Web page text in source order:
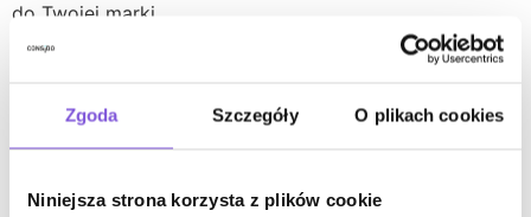
Zgoda Szczegóły O plikach cookies
Niniejsza strona korzysta z plików cookie
do Twojej marki.
Współpraca z profesjonalistami
W codziennej pracy najważniejsza jest dla nas
komunikacja i właściwe rozpoznanie potrzeb klienta.
stworzyliśmy od podstaw. Wciąż jednak nieustannie